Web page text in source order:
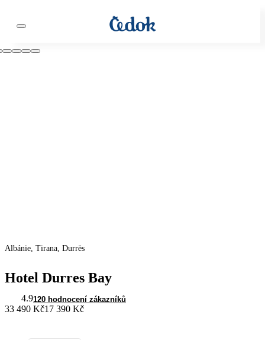
Albánie, Tirana, Durrës
Hotel Durres Bay
4.9120 hodnocení zákazníků
33 490 Kč17 390 Kč